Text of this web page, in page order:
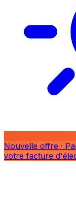
Nouvelle offre ·
votre facture